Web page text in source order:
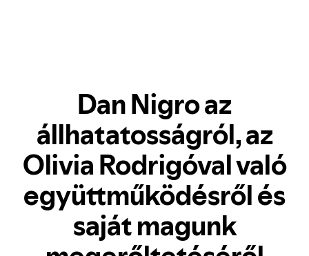
Dan Nigro az
állhatatosságról, az
Olivia Rodrigóval való
együttműködésről és
saját magunk